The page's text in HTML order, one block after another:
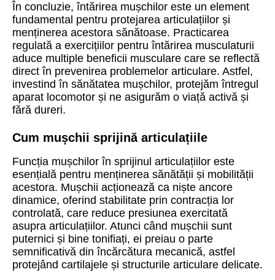
În concluzie, întărirea mușchilor este un element
fundamental pentru protejarea articulațiilor și
menținerea acestora sănătoase. Practicarea
regulată a exercițiilor pentru întărirea musculaturii
aduce multiple beneficii musculare care se reflectă
direct în prevenirea problemelor articulare. Astfel,
investind în sănătatea mușchilor, protejăm întregul
aparat locomotor și ne asigurăm o viață activă și
fără dureri.
Cum mușchii sprijină articulațiile
Funcția mușchilor în sprijinul articulațiilor este
esențială pentru menținerea sănătății și mobilității
acestora. Mușchii acționează ca niște ancore
dinamice, oferind stabilitate prin contracția lor
controlată, care reduce presiunea exercitată
asupra articulațiilor. Atunci când mușchii sunt
puternici și bine tonifiați, ei preiau o parte
semnificativă din încărcătura mecanică, astfel
protejând cartilajele și structurile articulare delicate.